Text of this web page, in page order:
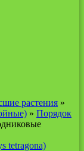
растения »
» Порядок
tetragona)